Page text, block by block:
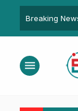
Breaking
Pemerintahan,
Ingatkan Seluruh
Pengukuran
menu